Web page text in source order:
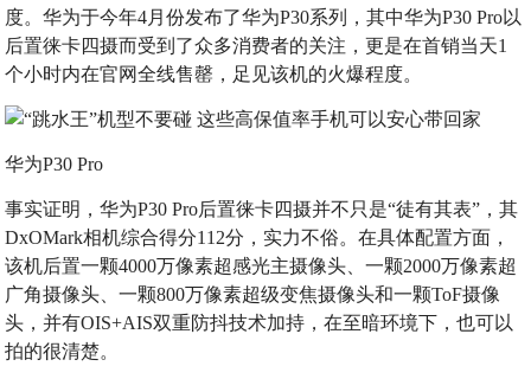
度。华为于今年4月份发布了华为P30系列，其中华为P30 Pro以
后置徕卡四摄而受到了众多消费者的关注，更是在首销当天1
个小时内在官网全线售罄，足见该机的火爆程度。
华为P30 Pro
事实证明，华为P30 Pro后置徕卡四摄并不只是“徒有其表”，其
DxOMark相机综合得分112分，实力不俗。在具体配置方面，
该机后置一颗4000万像素超感光主摄像头、一颗2000万像素超
广角摄像头、一颗800万像素超级变焦摄像头和一颗ToF摄像
头，并有OIS+AIS双重防抖技术加持，在至暗环境下，也可以
拍的很清楚。